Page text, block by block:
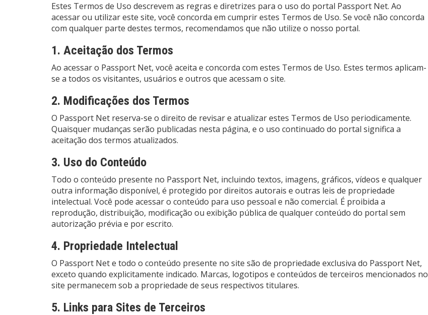
Estes Termos de Uso descrevem as regras e diretrizes para o uso do portal Passport Net. Ao
acessar ou utilizar este site, você concorda em cumprir estes Termos de Uso. Se você não concorda
com qualquer parte destes termos, recomendamos que não utilize o nosso portal.
1. Aceitação dos Termos
Ao acessar o Passport Net, você aceita e concorda com estes Termos de Uso. Estes termos aplicam-
se a todos os visitantes, usuários e outros que acessam o site.
2. Modificações dos Termos
O Passport Net reserva-se o direito de revisar e atualizar estes Termos de Uso periodicamente.
Quaisquer mudanças serão publicadas nesta página, e o uso continuado do portal significa a
aceitação dos termos atualizados.
3. Uso do Conteúdo
Todo o conteúdo presente no Passport Net, incluindo textos, imagens, gráficos, vídeos e qualquer
outra informação disponível, é protegido por direitos autorais e outras leis de propriedade
intelectual. Você pode acessar o conteúdo para uso pessoal e não comercial. É proibida a
reprodução, distribuição, modificação ou exibição pública de qualquer conteúdo do portal sem
autorização prévia e por escrito.
4. Propriedade Intelectual
O Passport Net e todo o conteúdo presente no site são de propriedade exclusiva do Passport Net,
exceto quando explicitamente indicado. Marcas, logotipos e conteúdos de terceiros mencionados no
site permanecem sob a propriedade de seus respectivos titulares.
5. Links para Sites de Terceiros